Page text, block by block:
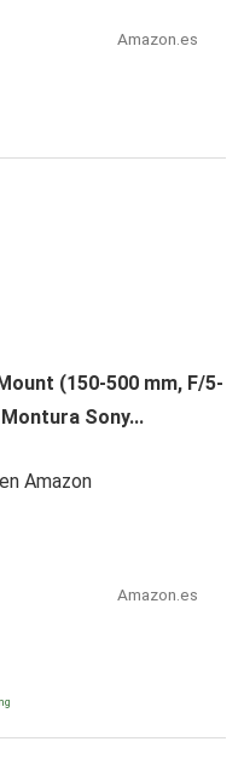
Amazon.es
(150-500 mm, F/5-
Montura Sony...
Amazon
Amazon.es